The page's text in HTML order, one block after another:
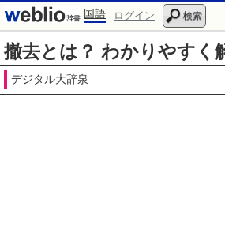
国語 ログイン 検索
撤去とは？ わかりやすく
デジタル大辞泉